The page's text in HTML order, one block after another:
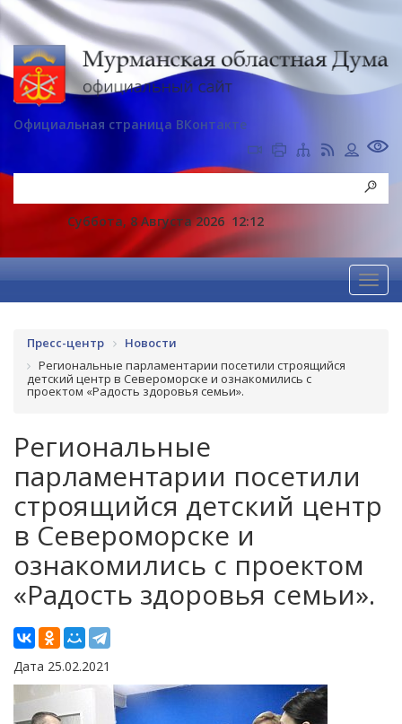
Официальная страница ВКонтакте
Суббота, 8 Августа 2026 12:12
Пресс-центр
Новости
Региональные парламентарии посетили строящийся
детский центр в Североморске и ознакомились с
проектом «Радость здоровья семьи».
Региональные
парламентарии посетили
строящийся детский центр
в Североморске и
ознакомились с проектом
«Радость здоровья семьи».
Дата 25.02.2021